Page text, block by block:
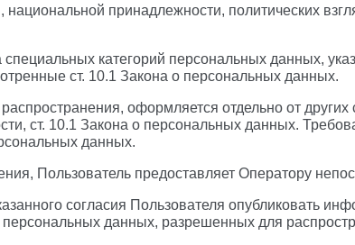
принадлежности, политических
категорий персональных данных,
ст. 10.1 Закона о персональных данных.
оформляется отдельно от других
ст. 10.1 Закона о персональных данных.
данных.
Пользователь предоставляет Оператору
согласия Пользователя опубликовать
данных, разрешенных для